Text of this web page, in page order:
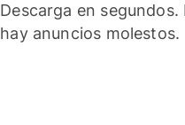
Descarga en
hay anuncios molestos.